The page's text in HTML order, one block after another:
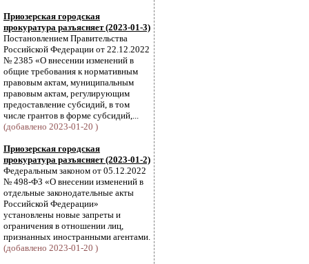
Приозерская городская
прокуратура разъясняет (2023-01-3)
Постановлением Правительства
Российской Федерации от 22.12.2022
№ 2385 «О внесении изменений в
общие требования к нормативным
правовым актам, муниципальным
правовым актам, регулирующим
предоставление субсидий, в том
числе грантов в форме субсидий,...
(добавлено 2023-01-20 )
Приозерская городская
прокуратура разъясняет (2023-01-2)
Федеральным законом от 05.12.2022
№ 498-ФЗ «О внесении изменений в
отдельные законодательные акты
Российской Федерации»
установлены новые запреты и
ограничения в отношении лиц,
признанных иностранными агентами.
(добавлено 2023-01-20 )